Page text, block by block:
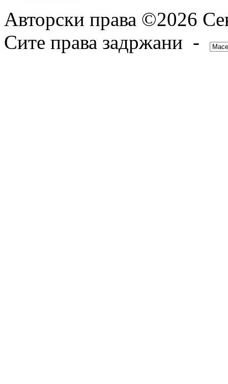
Авторски права ©2026
Сите права задржани -